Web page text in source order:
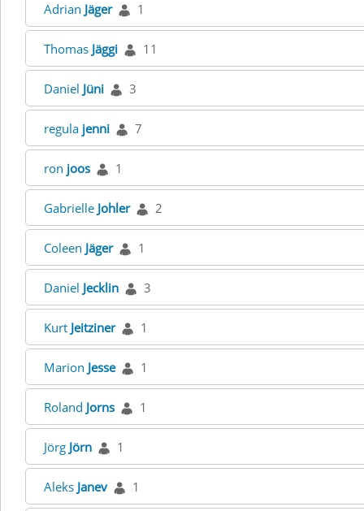
Adrian Jäger 1
Thomas Jäggi 11
Daniel Jüni 3
regula jenni 7
ron joos 1
Gabrielle Johler 2
Coleen Jäger 1
Daniel Jecklin 3
Kurt Jeitziner 1
Marion Jesse 1
Roland Jorns 1
Jörg Jörn 1
Aleks Janev 1